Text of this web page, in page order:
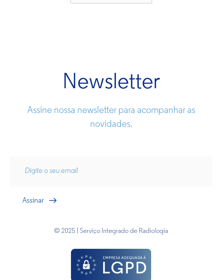
Newsletter
Assine nossa newsletter para acompanhar as
novidades.
© 2025 | Serviço Integrado de Radiologia